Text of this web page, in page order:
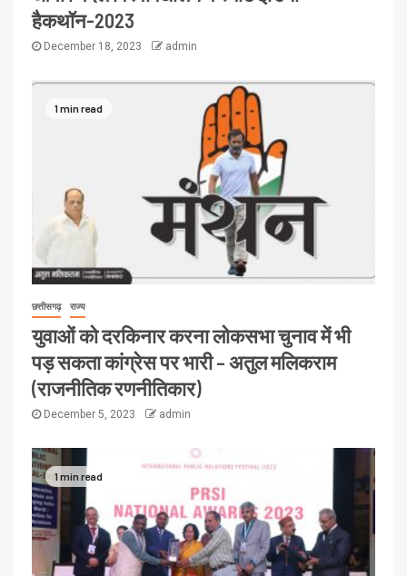
हैकथॉन-2023
December 18, 2023 admin
1 min read
छत्तीसगढ़ राज्य
युवाओं को दरकिनार करना लोकसभा चुनाव में भी
पड़ सकता कांग्रेस पर भारी – अतुल मलिकराम
(राजनीतिक रणनीतिकार)
December 5, 2023 admin
1 min read